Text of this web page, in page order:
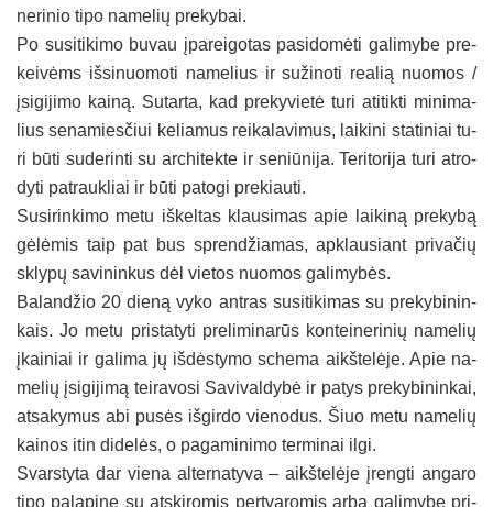
ne­ri­nio ti­po na­me­lių pre­ky­bai.
Po su­si­ti­ki­mo bu­vau įpa­rei­go­tas pa­si­do­mė­ti ga­li­my­be pre­
kei­vėms iš­si­nuo­mo­ti na­me­lius ir su­ži­no­ti rea­lią nuo­mos /
įsi­gi­ji­mo kai­ną. Su­tar­ta, kad pre­ky­vie­tė tu­ri ati­tik­ti mi­ni­ma­
lius se­na­mies­čiui ke­lia­mus rei­ka­la­vi­mus, lai­ki­ni sta­ti­niai tu­
ri bū­ti su­de­rin­ti su ar­chi­tek­te ir se­niū­ni­ja. Te­ri­to­ri­ja tu­ri at­ro­
dy­ti pa­trauk­liai ir bū­ti pa­to­gi pre­kiau­ti.
Su­si­rin­ki­mo me­tu iš­kel­tas klau­si­mas apie lai­ki­ną pre­ky­bą
gė­lė­mis taip pat bus spren­džia­mas, apklausiant privačių
sklypų savininkus dėl vietos nuomos galimybės.
Ba­lan­džio 20 die­ną vy­ko ant­ras su­si­ti­ki­mas su pre­ky­bi­nin­
kais. Jo me­tu pri­sta­ty­ti pre­li­mi­na­rūs kon­tei­ne­ri­nių na­me­lių
įkai­niai ir ga­li­ma jų iš­dės­ty­mo sche­ma aikš­te­lė­je. Apie na­
me­lių įsi­gi­ji­mą tei­ra­vo­si Sa­vi­val­dy­bė ir pa­tys pre­ky­bi­nin­kai,
at­sa­ky­mus abi pu­sės iš­gir­do vie­no­dus. Šiuo me­tu na­me­lių
kai­nos itin di­de­lės, o pa­ga­mi­ni­mo ter­mi­nai il­gi.
Svars­ty­ta dar vie­na al­ter­na­ty­va – aikš­te­lė­je įreng­ti an­ga­ro
ti­po pa­la­pi­nę su at­ski­ro­mis per­tva­ro­mis ar­ba ga­li­my­be pri­